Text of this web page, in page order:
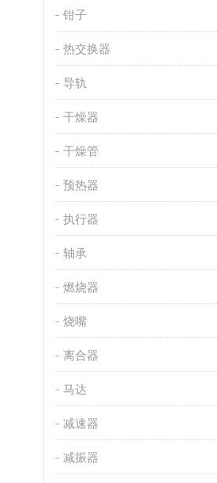
钳子
热交换器
导轨
干燥器
干燥管
预热器
执行器
轴承
燃烧器
烧嘴
离合器
马达
减速器
减振器